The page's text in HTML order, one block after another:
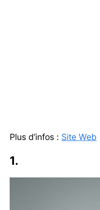
Plus d’infos : Site Web
1.